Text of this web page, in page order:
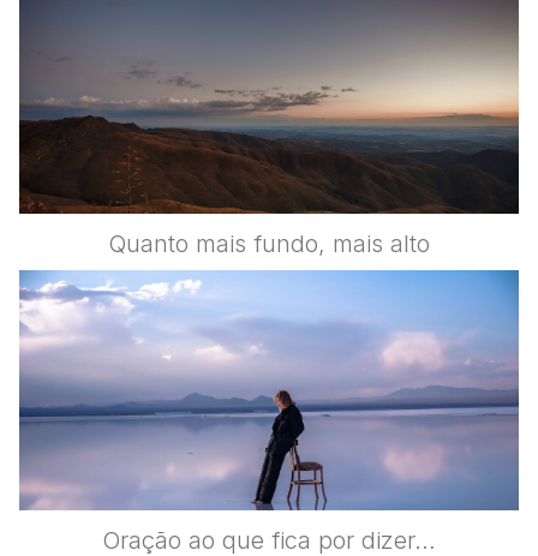
Quanto mais fundo, mais alto
Oração ao que fica por dizer…